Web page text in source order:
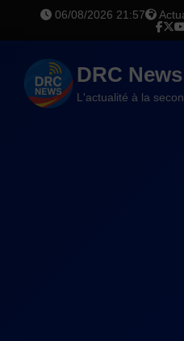
06/08/2026 21:57
DRC News
L'actualité à la